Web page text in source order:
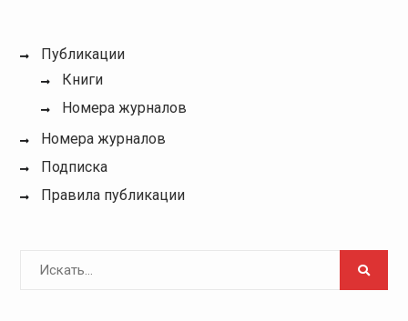
Публикации
Книги
Номера журналов
Номера журналов
Подписка
Правила публикации
Поиск